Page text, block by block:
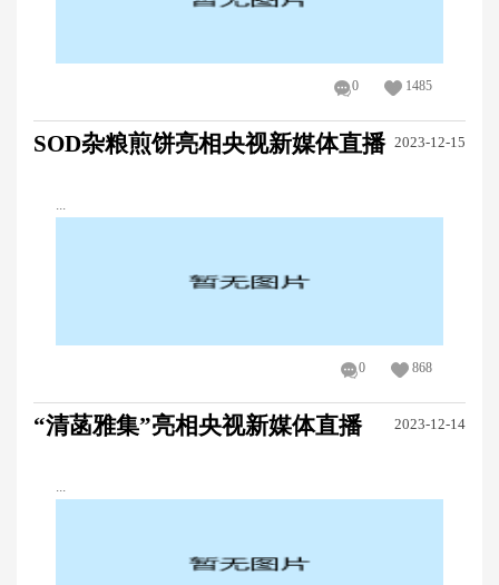
0 1485
SOD杂粮煎饼亮相央视新媒体直播 2023-12-15
...
0 868
“清菡雅集”亮相央视新媒体直播 2023-12-14
...